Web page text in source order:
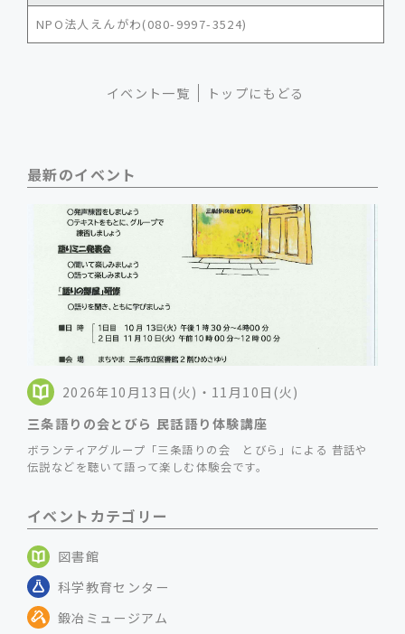
NPO法人えんがわ(080-9997-3524)
イベント一覧 トップにもどる
最新のイベント
2026年10月13日(火)・11月10日(火)
三条語りの会とびら 民話語り体験講座
ボランティアグループ「三条語りの会 とびら」による 昔話や
伝説などを聴いて語って楽しむ体験会です。
イベントカテゴリー
図書館
科学教育センター
鍛冶ミュージアム